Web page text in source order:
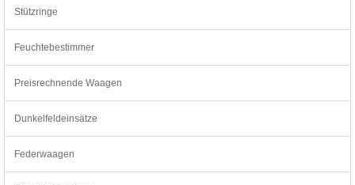
Stützringe
Feuchtebestimmer
Preisrechnende Waagen
Dunkelfeldeinsätze
Federwaagen